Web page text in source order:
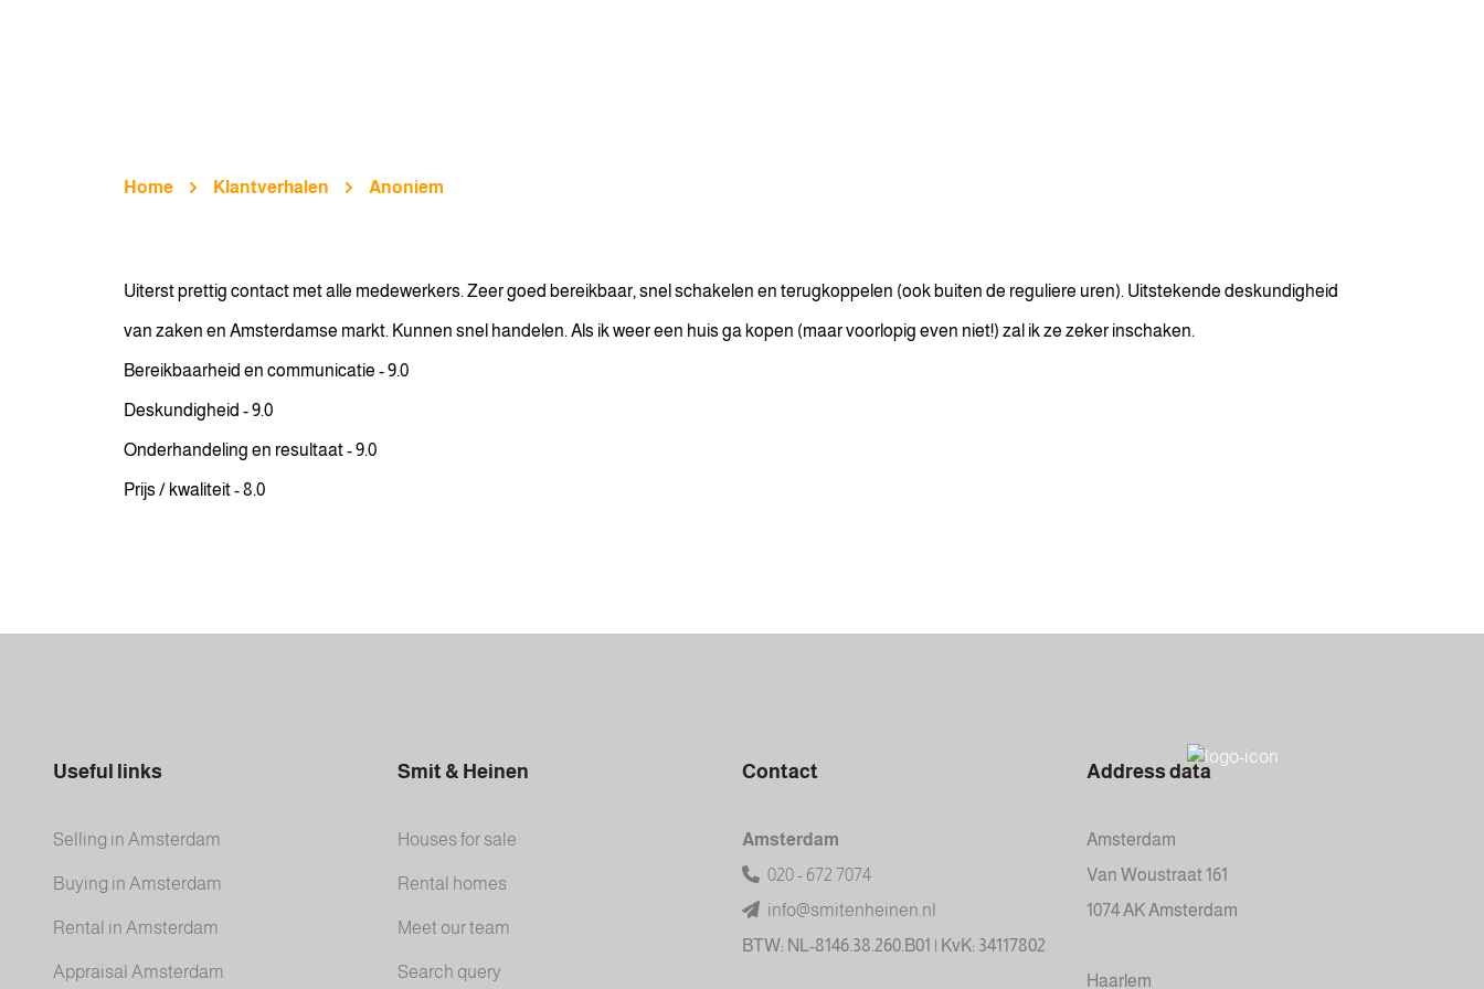
Home Klantverhalen Anoniem
Uiterst prettig contact met alle medewerkers. Zeer goed bereikbaar, snel schakelen en terugkoppelen (ook buiten de reguliere uren). Uitstekende deskundigheid
van zaken en Amsterdamse markt. Kunnen snel handelen. Als ik weer een huis ga kopen (maar voorlopig even niet!) zal ik ze zeker inschaken.
Bereikbaarheid en communicatie - 9.0
Deskundigheid - 9.0
Onderhandeling en resultaat - 9.0
Prijs / kwaliteit - 8.0
Useful links
Selling in Amsterdam
Buying in Amsterdam
Rental in Amsterdam
Appraisal Amsterdam
Smit & Heinen
Houses for sale
Rental homes
Meet our team
Search query
Contact
Amsterdam
020 - 672 7074
info@smitenheinen.nl
BTW: NL-8146.38.260.B01 | KvK: 34117802
Address data
Amsterdam
Van Woustraat 161
1074 AK Amsterdam
Haarlem